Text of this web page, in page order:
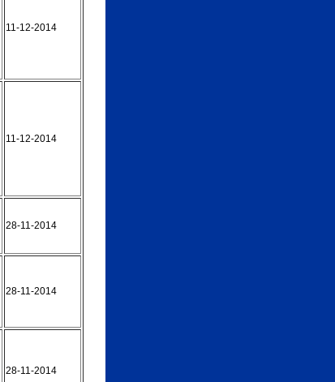
11-12-2014
11-12-2014
28-11-2014
28-11-2014
28-11-2014